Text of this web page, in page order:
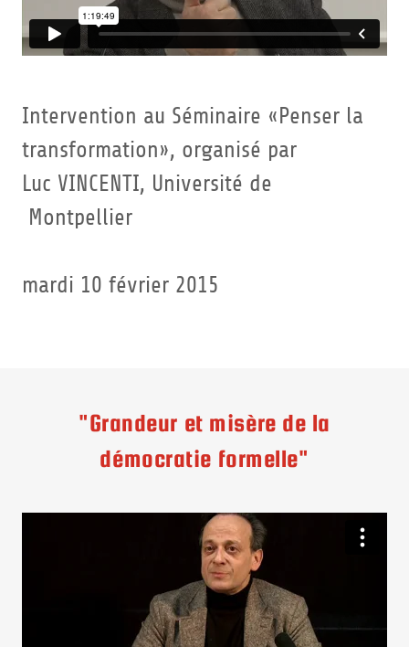
Intervention au Séminaire «Penser la
transformation», organisé par
Luc VINCENTI, Université de
Montpellier
mardi 10 février 2015
"Grandeur et misère de la
démocratie formelle"